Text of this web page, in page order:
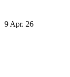
9 Apr. 26